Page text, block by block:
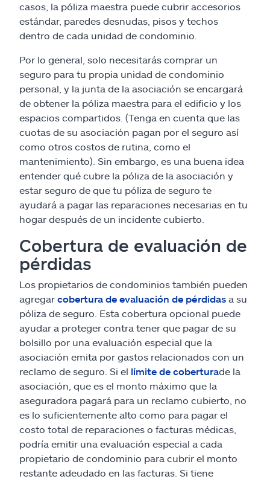
casos, la póliza maestra puede cubrir accesorios
estándar, paredes desnudas, pisos y techos
dentro de cada unidad de condominio.
Por lo general, solo necesitarás comprar un
seguro para tu propia unidad de condominio
personal, y la junta de la asociación se encargará
de obtener la póliza maestra para el edificio y los
espacios compartidos. (Tenga en cuenta que las
cuotas de su asociación pagan por el seguro así
como otros costos de rutina, como el
mantenimiento). Sin embargo, es una buena idea
entender qué cubre la póliza de la asociación y
estar seguro de que tu póliza de seguro te
ayudará a pagar las reparaciones necesarias en tu
hogar después de un incidente cubierto.
Cobertura de evaluación de
pérdidas
Los propietarios de condominios también pueden
agregar cobertura de evaluación de pérdidas a su
póliza de seguro. Esta cobertura opcional puede
ayudar a proteger contra tener que pagar de su
bolsillo por una evaluación especial que la
asociación emita por gastos relacionados con un
reclamo de seguro. Si el límite de coberturade la
asociación, que es el monto máximo que la
aseguradora pagará para un reclamo cubierto, no
es lo suficientemente alto como para pagar el
costo total de reparaciones o facturas médicas,
podría emitir una evaluación especial a cada
propietario de condominio para cubrir el monto
restante adeudado en las facturas. Si tiene